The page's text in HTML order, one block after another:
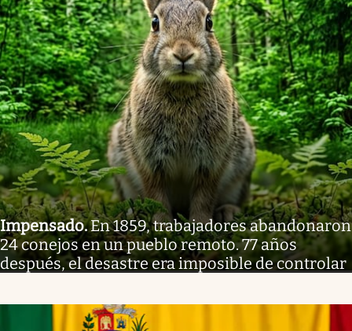
Impensado.En 1859, trabajadores abandonaron
24 conejos en un pueblo remoto. 77 años
después, el desastre era imposible de controlar